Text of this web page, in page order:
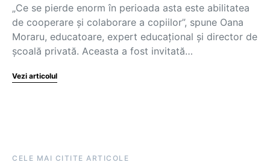
„Ce se pierde enorm în perioada asta este abilitatea
de cooperare și colaborare a copiilor”, spune Oana
Moraru, educatoare, expert educațional și director de
școală privată. Aceasta a fost invitată…
Vezi articolul
CELE MAI CITITE ARTICOLE